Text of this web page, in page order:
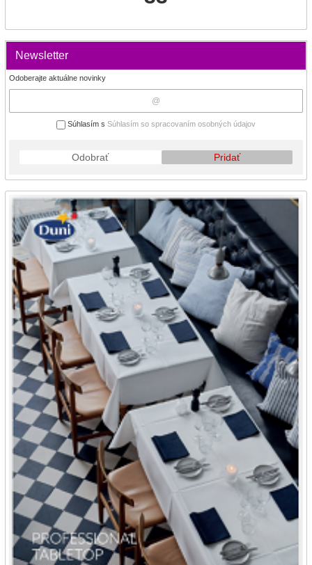
Newsletter
Odoberajte aktuálne novinky
Súhlasím s Súhlasím so spracovaním osobných údajov
Odobrať Pridať